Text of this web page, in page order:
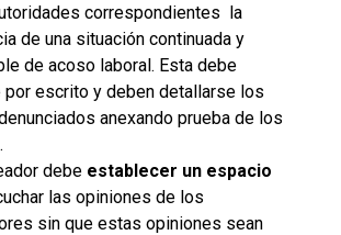
correspondientes la
de una situación continuada y
de acoso laboral. Esta debe
escrito y deben detallarse los
anexando prueba de los
debe establecer un espacio
las opiniones de los
sin que estas opiniones sean